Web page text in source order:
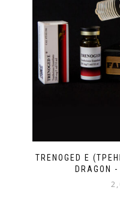
TRENOGED E